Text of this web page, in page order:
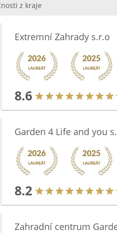
z kraje
Extremní Zahrady s.r.o
8.6
Garden 4 Life and you
8.2
Zahradní centrum